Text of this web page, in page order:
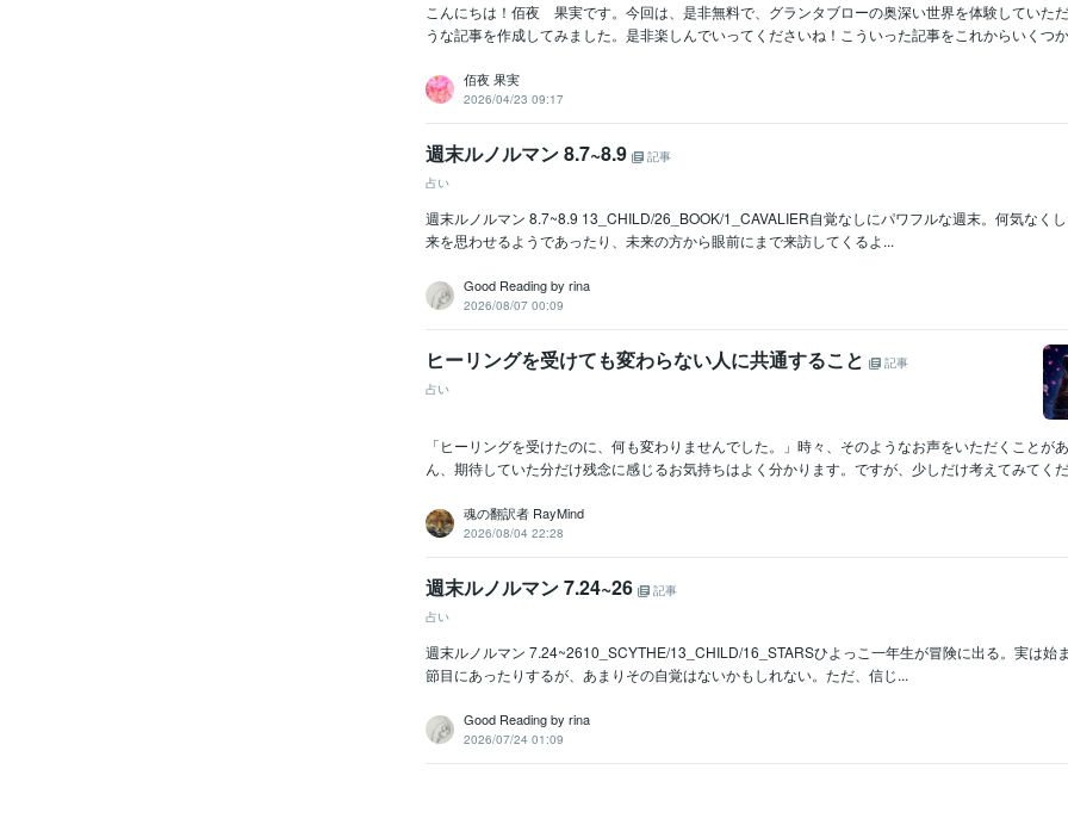
こんにちは！佰夜 果実です。今回は、是非無料で、グランタブローの奥深い世界を体験していた
うな記事を作成してみました。是非楽しんでいってくださいね！こういった記事をこれからいくつ
佰夜 果実
2026/04/23 09:17
週末ルノルマン 8.7~8.9
記事
占い
週末ルノルマン 8.7~8.9 13_CHILD/26_BOOK/1_CAVALIER自覚なしにパワフルな週末。何気なく
来を思わせるようであったり、未来の方から眼前にまで来訪してくるよ...
Good Reading by rina
2026/08/07 00:09
ヒーリングを受けても変わらない人に共通すること
記事
占い
「ヒーリングを受けたのに、何も変わりませんでした。」時々、そのようなお声をいただくことが
ん、期待していた分だけ残念に感じるお気持ちはよく分かります。ですが、少しだけ考えてみてく
魂の翻訳者 RayMind
2026/08/04 22:28
週末ルノルマン 7.24~26
記事
占い
週末ルノルマン 7.24~2610_SCYTHE/13_CHILD/16_STARSひよっこ一年生が冒険に出る。実は始
節目にあったりするが、あまりその自覚はないかもしれない。ただ、信じ...
Good Reading by rina
2026/07/24 01:09